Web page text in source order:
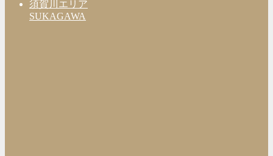
須賀川エリア
SUKAGAWA